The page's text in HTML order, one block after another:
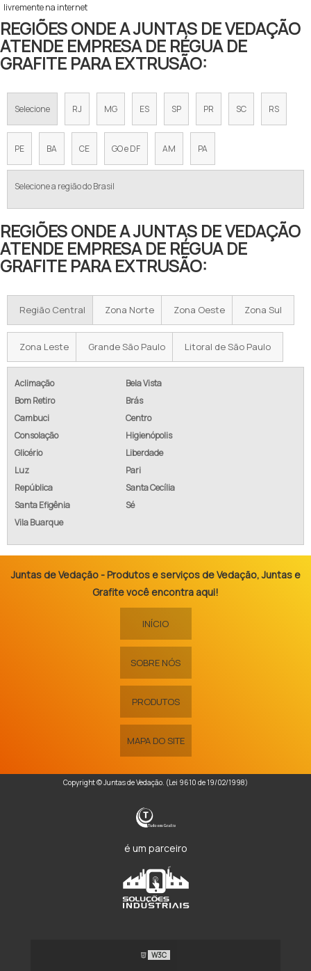
livremente na internet
REGIÕES ONDE A JUNTAS DE VEDAÇÃO
ATENDE EMPRESA DE RÉGUA DE
GRAFITE PARA EXTRUSÃO:
Selecione RJ MG ES SP PR SC RS
PE BA CE GO e DF AM PA
Selecione a região do Brasil
REGIÕES ONDE A JUNTAS DE VEDAÇÃO
ATENDE EMPRESA DE RÉGUA DE
GRAFITE PARA EXTRUSÃO:
Região Central Zona Norte Zona Oeste Zona Sul
Zona Leste Grande São Paulo Litoral de São Paulo
Aclimação
Bela Vista
Bom Retiro
Brás
Cambuci
Centro
Consolação
Higienópolis
Glicério
Liberdade
Luz
Pari
República
Santa Cecília
Santa Efigênia
Sé
Vila Buarque
Juntas de Vedação - Produtos e serviços de Vedação, Juntas e
Grafite você encontra aqui!
INÍCIO
SOBRE NÓS
PRODUTOS
MAPA DO SITE
Copyright © Juntas de Vedação. (Lei 9610 de 19/02/1998)
é um parceiro
W3C